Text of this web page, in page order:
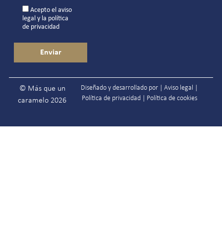
Acepto el aviso
legal y la política
de privacidad
© Más que un
caramelo 2026
Diseñado y desarrollado por |Aviso legal
Política de privacidad
Política de cookies